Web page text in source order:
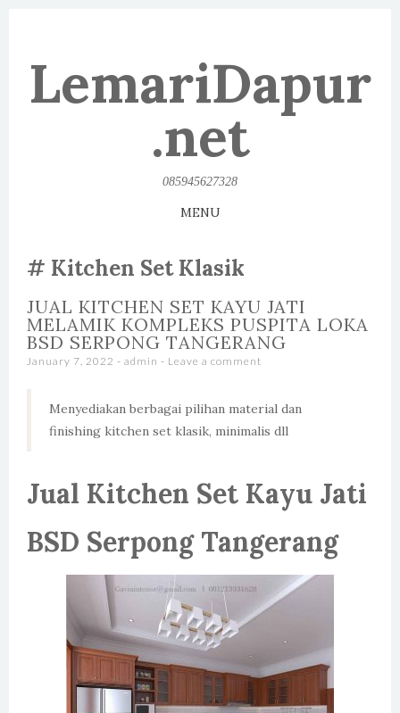
LemariDapur
.net
085945627328
MENU
Kitchen Set Klasik
JUAL KITCHEN SET KAYU JATI
MELAMIK KOMPLEKS PUSPITA LOKA
BSD SERPONG TANGERANG
January 7, 2022 - admin Leave a comment
Menyediakan berbagai pilihan material dan
finishing kitchen set klasik, minimalis dll
Jual Kitchen Set Kayu Jati
BSD Serpong Tangerang